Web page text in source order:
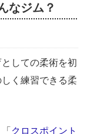
なジム？
しての柔術を初
く練習できる柔
クロスポイント